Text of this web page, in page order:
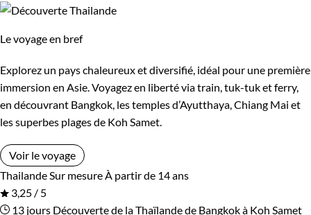
Le voyage en bref
Explorez un pays chaleureux et diversifié, idéal pour une première
immersion en Asie. Voyagez en liberté via train, tuk-tuk et ferry,
en découvrant Bangkok, les temples d’Ayutthaya, Chiang Mai et
les superbes plages de Koh Samet.
Voir le voyage
Thailande Sur mesure À partir de 14 ans
3,25 / 5
13 jours Découverte de la Thaïlande de Bangkok à Koh Samet